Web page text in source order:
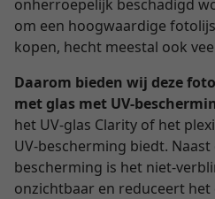
onherroepelijk beschadigd
om een hoogwaardige
kopen, hecht meestal ook
Daarom bieden wij deze
met glas met UV-
het UV-glas Clarity of het
UV-bescherming biedt. Naast
bescherming is het niet-
onzichtbaar en reduceert